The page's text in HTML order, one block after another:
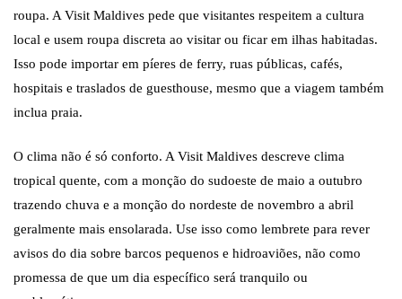
roupa. A Visit Maldives pede que visitantes respeitem a cultura
local e usem roupa discreta ao visitar ou ficar em ilhas habitadas.
Isso pode importar em píeres de ferry, ruas públicas, cafés,
hospitais e traslados de guesthouse, mesmo que a viagem também
inclua praia.
O clima não é só conforto. A Visit Maldives descreve clima
tropical quente, com a monção do sudoeste de maio a outubro
trazendo chuva e a monção do nordeste de novembro a abril
geralmente mais ensolarada. Use isso como lembrete para rever
avisos do dia sobre barcos pequenos e hidroaviões, não como
promessa de que um dia específico será tranquilo ou